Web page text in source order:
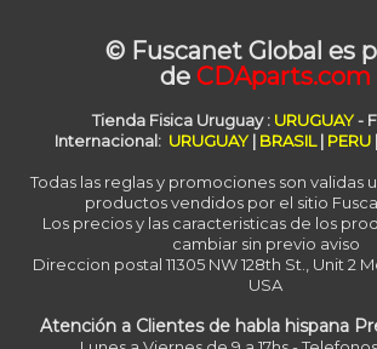
© Fuscanet Global es
de CDAparts.com
Tienda Fisica Uruguay: URUGUAY-
Internacional: URUGUAY | BRASIL| PERU |
Todas las reglas y promociones son validas
productos vendidos por el sitio
Los precios y las caracteristicas de los
cambiar sin previo aviso
Direccion postal 11305 NW 128th St., Unit 2
USA
Atención a Clientes de habla hispana